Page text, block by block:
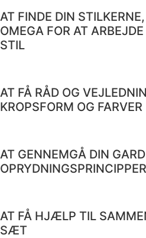
AT FINDE DIN
OMEGA FOR AT
STIL
AT FÅ RÅD OG
KROPSFORM OG FARVER
AT GENNEMGÅ DIN
OPRYDNINGSPRINCIPPER
AT FÅ HJÆLP TIL
SÆT